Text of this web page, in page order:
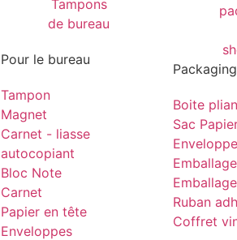
Pour le bureau
Tampon
Magnet
Carnet - liasse
autocopiant
Bloc Note
Carnet
Papier en tête
Enveloppes
Packaging
Boite
Sac
Ruban
Coffret